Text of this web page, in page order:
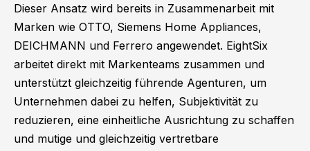
Dieser Ansatz wird bereits in Zusammenarbeit mit
Marken wie OTTO, Siemens Home Appliances,
DEICHMANN und Ferrero angewendet. EightSix
arbeitet direkt mit Markenteams zusammen und
unterstützt gleichzeitig führende Agenturen, um
Unternehmen dabei zu helfen, Subjektivität zu
reduzieren, eine einheitliche Ausrichtung zu schaffen
und mutige und gleichzeitig vertretbare